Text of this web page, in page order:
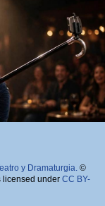
y Dramaturgia. ©
under CC BY-